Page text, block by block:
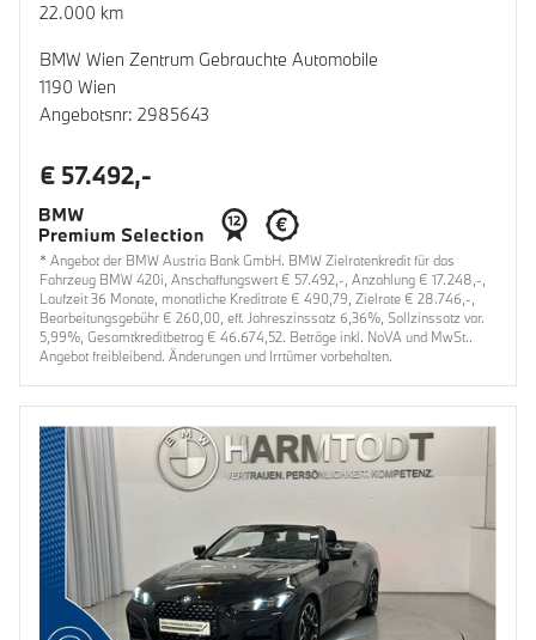
22.000 km
BMW Wien Zentrum Gebrauchte Automobile
1190 Wien
Angebotsnr: 2985643
€ 57.492,-
* Angebot der BMW Austria Bank GmbH. BMW Zielratenkredit für das
Fahrzeug BMW 420i, Anschaffungswert € 57.492,-, Anzahlung € 17.248,-,
Laufzeit 36 Monate, monatliche Kreditrate € 490,79, Zielrate € 28.746,-,
Bearbeitungsgebühr € 260,00, eff. Jahreszinssatz 6,36%, Sollzinssatz var.
5,99%, Gesamtkreditbetrag € 46.674,52. Beträge inkl. NoVA und MwSt..
Angebot freibleibend. Änderungen und Irrtümer vorbehalten.